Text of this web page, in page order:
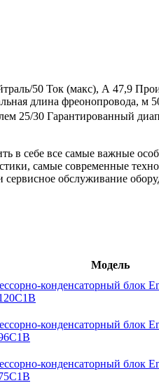
50 Ток (макс), А 47,9
длина фреонопровода, м
25/30 Гарантированный
в себе все самые важные
самые современные
обслуживание
Модель
конденсаторный блок
конденсаторный блок
конденсаторный блок